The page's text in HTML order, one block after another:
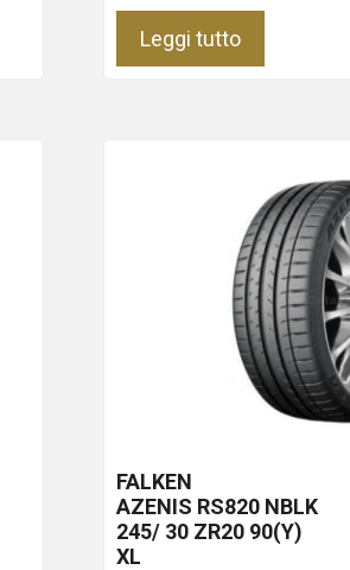
Leggi tutto
FALKEN
AZENIS RS820 NBLK
245/ 30 ZR20 90(Y)
XL